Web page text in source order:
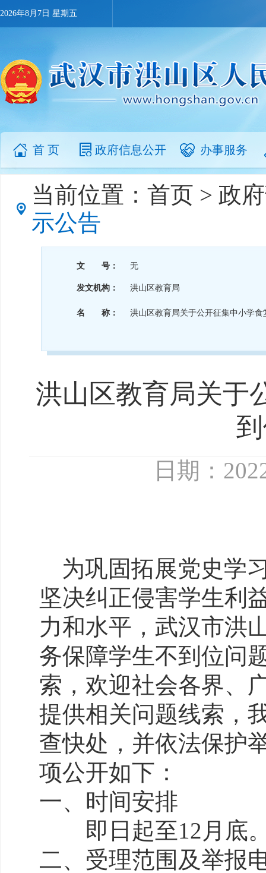
2026年8月7日 星期五
首 页 政府信息公开 办事服务
当前位置： 首页 > 政
示公告
文 号： 无
发文机构： 洪山区教育局
名 称： 洪山区教育局关于公开征集中小学
洪山区教育局关于
日期：
为巩固拓展党史学
坚决纠正侵害学生利
力和水平，武汉市洪
务保障学生不到位问
索，欢迎社会各界、
提供相关问题线索，
查快处，并依法保护
项公开如下：
一、时间安排
即日起至12 月底
二、受理范围及举报